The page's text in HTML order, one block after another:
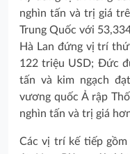
nghìn tấn và trị giá
Trung Quốc với
Hà Lan đứng vị trí
122 triệu USD; Đức
tấn và kim ngạch
vương quốc Ả rập
nghìn tấn và trị giá
Các vị trí kế tiếp gồm